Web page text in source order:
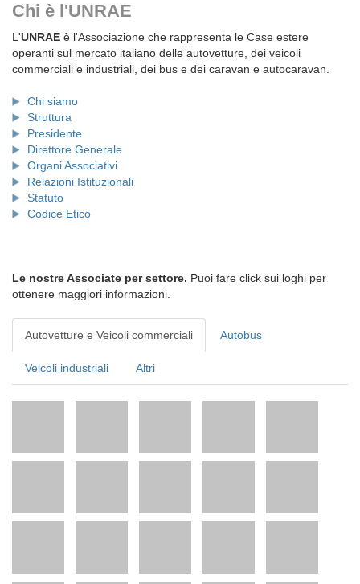
Chi è l'UNRAE
L'UNRAE è l'Associazione che rappresenta le Case estere
operanti sul mercato italiano delle autovetture, dei veicoli
commerciali e industriali, dei bus e dei caravan e autocaravan.
Chi siamo
Struttura
Presidente
Direttore Generale
Organi Associativi
Relazioni Istituzionali
Statuto
Codice Etico
Le nostre Associate per settore. Puoi fare click sui loghi per
ottenere maggiori informazioni.
Autovetture e Veicoli commerciali Autobus
Veicoli industriali Altri